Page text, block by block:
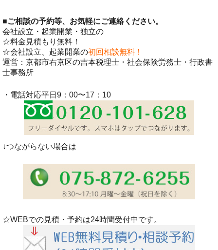
■ご相談の予約等、お気軽にご連絡ください。
会社設立・起業開業・独立の
☆料金見積もり無料！
☆会社設立、起業開業の初回相談無料！
運営：京都市右京区の吉本税理士・社会保険労務士・行政書
士事務所
・電話対応平日9：00〜17：10
↓つながらない場合は
☆WEBでの見積・予約は24時間受付中です。